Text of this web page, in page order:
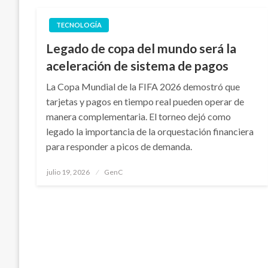
TECNOLOGÍA
Legado de copa del mundo será la
aceleración de sistema de pagos
La Copa Mundial de la FIFA 2026 demostró que
tarjetas y pagos en tiempo real pueden operar de
manera complementaria. El torneo dejó como
legado la importancia de la orquestación financiera
para responder a picos de demanda.
Publicado
julio 19, 2026 GenC